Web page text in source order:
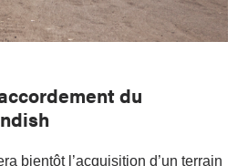
du
bientôt l’acquisition d’un terrain